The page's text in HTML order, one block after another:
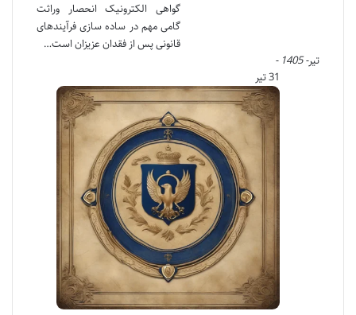
گواهی الکترونیک انحصار وراثت
گامی مهم در ساده سازی فرآیندهای
قانونی پس از فقدان عزیزان است…
تیر- 1405 -
31 تیر